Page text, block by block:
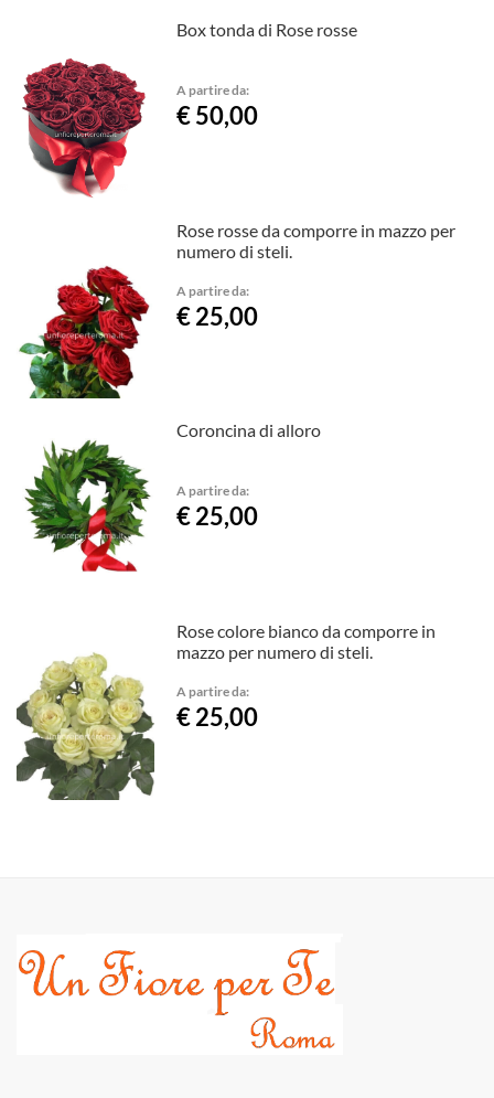
Box tonda di Rose rosse
A partire da:
€ 50,00
Rose rosse da comporre in mazzo per
numero di steli.
A partire da:
€ 25,00
Coroncina di alloro
A partire da:
€ 25,00
Rose colore bianco da comporre in
mazzo per numero di steli.
A partire da:
€ 25,00